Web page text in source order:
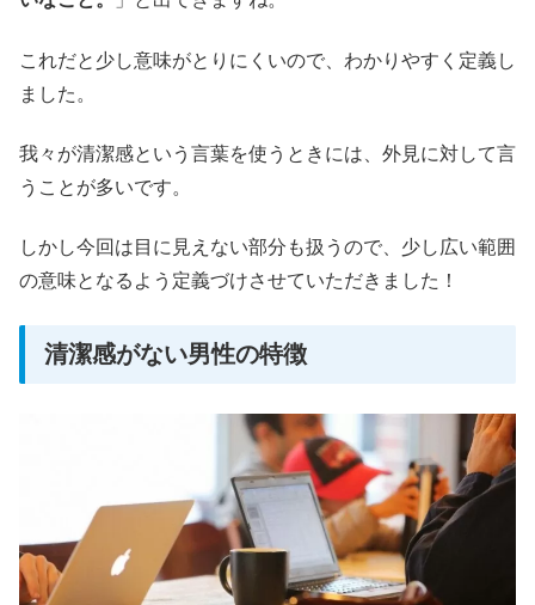
これだと少し意味がとりにくいので、わかりやすく定義し
ました。
我々が清潔感という言葉を使うときには、外見に対して言
うことが多いです。
しかし今回は目に見えない部分も扱うので、少し広い範囲
の意味となるよう定義づけさせていただきました！
清潔感がない男性の特徴